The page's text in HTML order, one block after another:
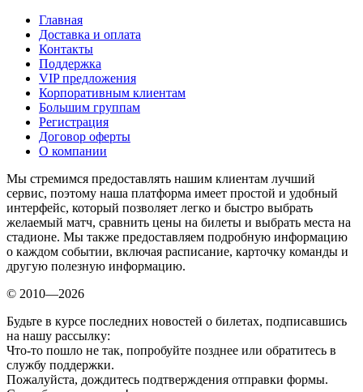
Главная
Доставка и оплата
Контакты
Поддержка
VIP предложения
Корпоративным клиентам
Большим группам
Регистрация
Договор оферты
О компании
Мы стремимся предоставлять нашим клиентам лучший
сервис, поэтому наша платформа имеет простой и удобный
интерфейс, который позволяет легко и быстро выбрать
желаемый матч, сравнить цены на билеты и выбрать места на
стадионе. Мы также предоставляем подробную информацию
о каждом событии, включая расписание, карточку команды и
другую полезную информацию.
© 2010—2026
Будьте в курсе последних новостей о билетах, подписавшись
на нашу рассылку:
Что-то пошло не так, попробуйте позднее или обратитесь в
службу поддержки.
Пожалуйста, дождитесь подтверждения отправки формы.